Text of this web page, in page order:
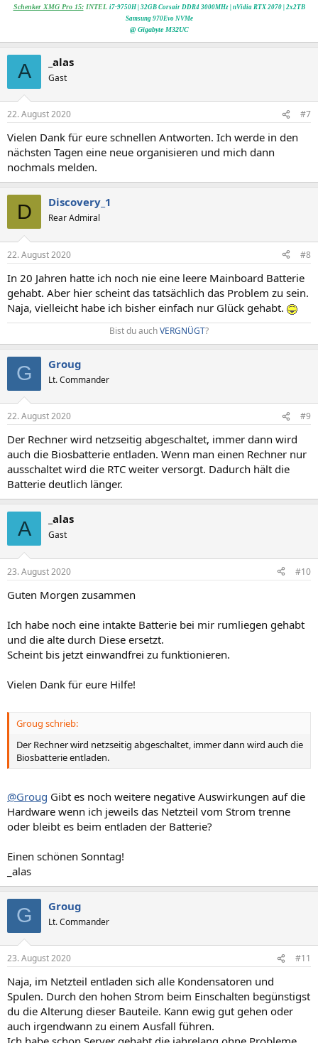
Schenker XMG Pro 15:INTEL i7-9750H | 32GB Corsair DDR4 3000MHz | nVidia RTX 2070| 2x2TB
Samsung 970Evo NVMe
@ Gigabyte M32UC
A _alas
Gast
22. August 2020 #7
Vielen Dank für eure schnellen Antworten. Ich werde in den
nächsten Tagen eine neue organisieren und mich dann
nochmals melden.
D Discovery_1
Rear Admiral
22. August 2020 #8
In 20 Jahren hatte ich noch nie eine leere Mainboard Batterie
gehabt. Aber hier scheint das tatsächlich das Problem zu sein.
Naja, vielleicht habe ich bisher einfach nur Glück gehabt.
Bist du auchVERGNÜGT?​
G Groug
Lt. Commander
22. August 2020 #9
Der Rechner wird netzseitig abgeschaltet, immer dann wird
auch die Biosbatterie entladen. Wenn man einen Rechner nur
ausschaltet wird die RTC weiter versorgt. Dadurch hält die
Batterie deutlich länger.
A _alas
Gast
23. August 2020 #10
Guten Morgen zusammen
Ich habe noch eine intakte Batterie bei mir rumliegen gehabt
und die alte durch Diese ersetzt.
Scheint bis jetzt einwandfrei zu funktionieren.
Vielen Dank für eure Hilfe!
Groug schrieb:
Der Rechner wird netzseitig abgeschaltet, immer dann wird auch die
Biosbatterie entladen.
@Groug Gibt es noch weitere negative Auswirkungen auf die
Hardware wenn ich jeweils das Netzteil vom Strom trenne
oder bleibt es beim entladen der Batterie?
Einen schönen Sonntag!
_alas
G Groug
Lt. Commander
23. August 2020 #11
Naja, im Netzteil entladen sich alle Kondensatoren und
Spulen. Durch den hohen Strom beim Einschalten begünstigst
du die Alterung dieser Bauteile. Kann ewig gut gehen oder
auch irgendwann zu einem Ausfall führen.